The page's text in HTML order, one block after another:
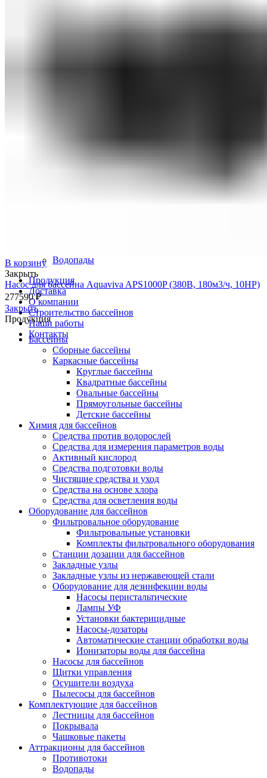
Фильтровальное оборудование
Комплекты фильтровального оборудования
Насосы-дозаторы
Насосы для бассейнов
Щитки управления
Водопады
Продукция
Доставка
О компании
Строительство бассейнов
Наши работы
Контакты
В корзину
Закрыть
Насос для бассейна Aquaviva APS1000P (380В, 180м3/ч, 10HP)
277590₽
Закрыть
Продукция
Бассейны
Сборные бассейны
Каркасные бассейны
Круглые бассейны
Квадратные бассейны
Овальные бассейны
Прямоугольные бассейны
Детские бассейны
Химия для бассейнов
Средства против водорослей
Средства для измерения параметров воды
Активный кислород
Средства подготовки воды
Чистящие средства и уход
Средства на основе хлора
Средства для осветления воды
Оборудование для бассейнов
Фильтровальное оборудование
Фильтровальные установки
Комплекты фильтровального оборудования
Станции дозации для бассейнов
Закладные узлы
Закладные узлы из нержавеющей стали
Оборудование для дезинфекции воды
Насосы перистальтические
Лампы УФ
Установки бактерицидные
Насосы-дозаторы
Автоматические станции обработки воды
Ионизаторы воды для бассейна
Насосы для бассейнов
Щитки управления
Осушители воздуха
Пылесосы для бассейнов
Комплектующие для бассейнов
Лестницы для бассейнов
Покрывала
Чашковые пакеты
Аттракционы для бассейнов
Противотоки
Водопады